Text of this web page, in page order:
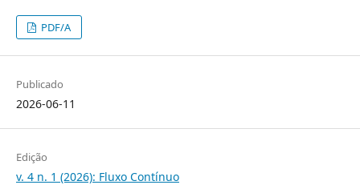
PDF/A
Publicado
2026-06-11
Edição
v. 4 n. 1 (2026): Fluxo Contínuo